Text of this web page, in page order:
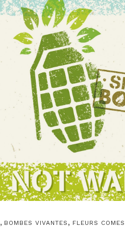
, BOMBES VIVANTES , FLEURS